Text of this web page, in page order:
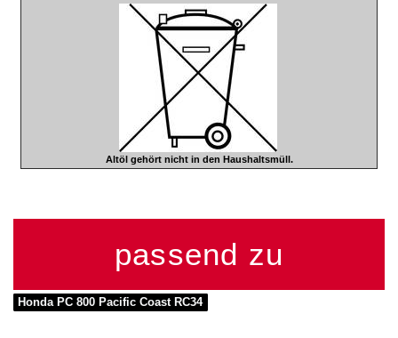
Altöl gehört nicht in den Haushaltsmüll.
passend zu
Honda PC 800 Pacific Coast RC34